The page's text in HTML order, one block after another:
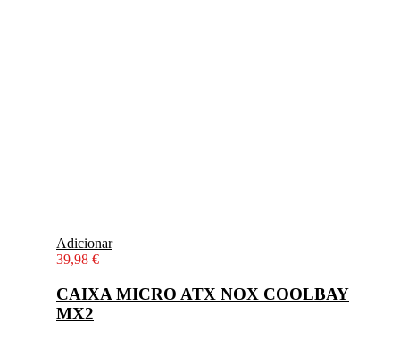
Adicionar
39,98 €
CAIXA MICRO ATX NOX COOLBAY
MX2